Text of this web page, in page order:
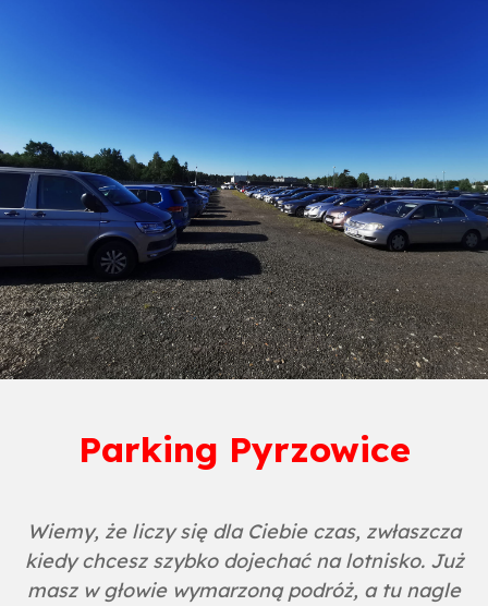
Parking Pyrzowice
Wiemy, że liczy się dla Ciebie czas, zwłaszcza
kiedy chcesz szybko dojechać na lotnisko. Już
masz w głowie wymarzoną podróż, a tu nagle